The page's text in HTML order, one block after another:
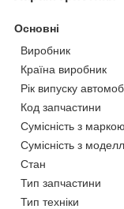
Основні
Виробник
Країна виробник
Рік випуску
Код запчастини
Сумісність з маркою
Сумісність з
Стан
Тип запчастини
Тип техніки